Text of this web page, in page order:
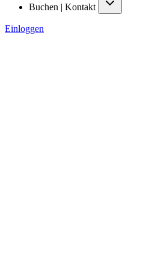
Buchen | Kontakt
Einloggen